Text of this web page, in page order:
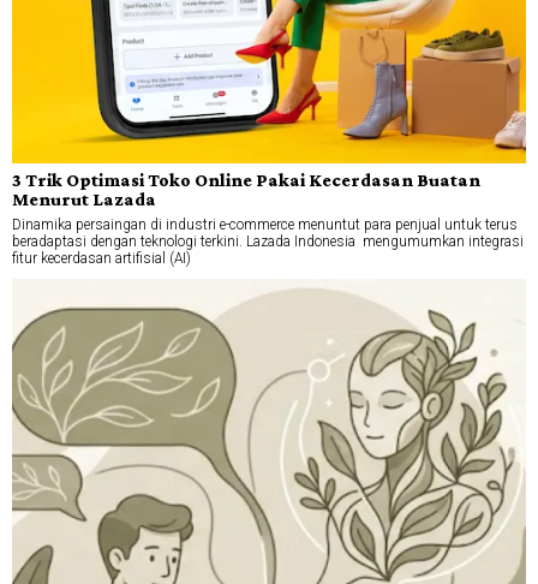
3 Trik Optimasi Toko Online Pakai Kecerdasan Buatan
Menurut Lazada
Dinamika persaingan di industri e-commerce menuntut para penjual untuk terus
beradaptasi dengan teknologi terkini. Lazada Indonesia mengumumkan integrasi
fitur kecerdasan artifisial (AI)